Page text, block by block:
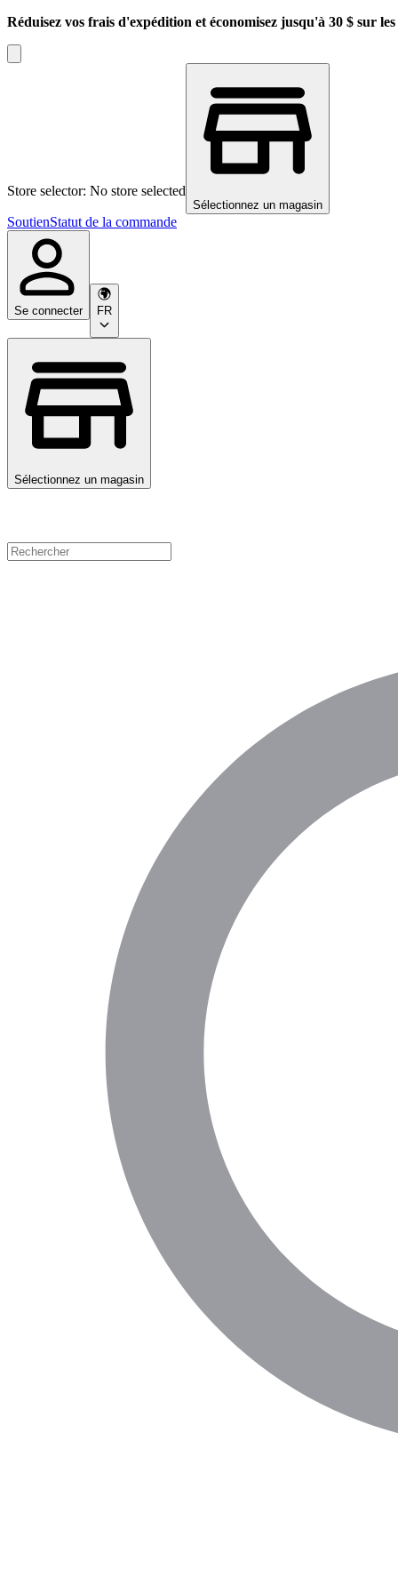
Réduisez vos frais d'expédition et économisez jusqu'à 30 $ sur
Store selector: No store selected
Sélectionnez un magasin
SoutienStatut de la commande
Se connecter FR
Sélectionnez un magasin